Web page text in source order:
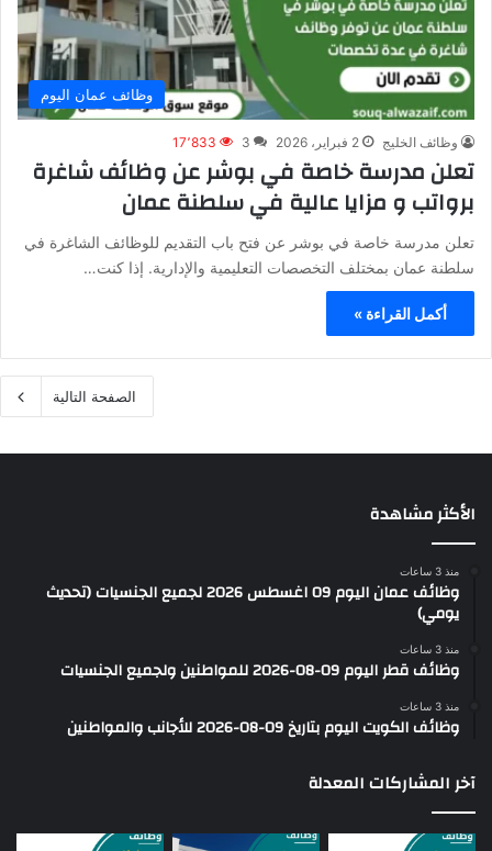
وظائف عمان اليوم
وظائف الخليج 2 فبراير، 2026 3 17٬833
تعلن مدرسة خاصة في بوشر عن وظائف شاغرة
برواتب و مزايا عالية في سلطنة عمان
تعلن مدرسة خاصة في بوشر عن فتح باب التقديم للوظائف الشاغرة في
سلطنة عمان بمختلف التخصصات التعليمية والإدارية. إذا كنت…
أكمل القراءة »
الصفحة التالية
الأكثر مشاهدة
منذ 3 ساعات
وظائف عمان اليوم 09 اغسطس 2026 لجميع الجنسيات (تحديث
يومي)
منذ 3 ساعات
وظائف قطر اليوم 09-08-2026 للمواطنين ولجميع الجنسيات
منذ 3 ساعات
وظائف الكويت اليوم بتاريخ 09-08-2026 للأجانب والمواطنين
آخر المشاركات المعدلة